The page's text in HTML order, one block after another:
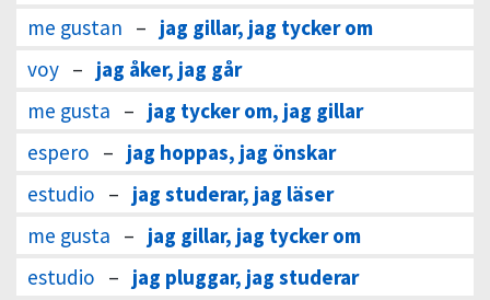
me gustan – jag gillar, jag tycker om
voy – jag åker, jag går
me gusta – jag tycker om, jag gillar
espero – jag hoppas, jag önskar
estudio – jag studerar, jag läser
me gusta – jag gillar, jag tycker om
estudio – jag pluggar, jag studerar